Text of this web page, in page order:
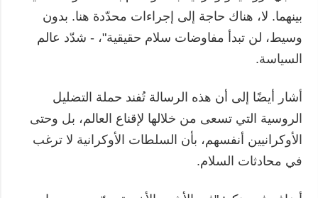
بينهما. لا، هناك حاجة إلى إجراءات محدّدة هنا. بدون
وسيط، لن تبدأ مفاوضات سلام حقيقية"، - شدّد عالم
السياسة.
أشار أيضًا إلى أن هذه الرسالة تُفند حملة التضليل
الروسية التي تسعى من خلالها لإقناع العالم، بل وحتى
الأوكرانيين أنفسهم، بأن السلطات الأوكرانية لا ترغب
في محادثات السلام.